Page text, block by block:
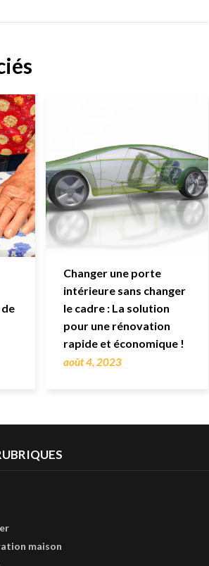
Changer une porte
intérieure sans changer
le cadre : La solution
pour une rénovation
rapide et économique !
août 4, 2023
maison